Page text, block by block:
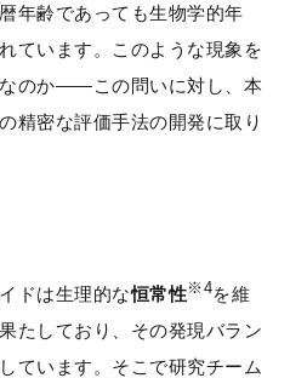
年齢であっても生物学的年
ています。このような現象を
のか——この問いに対し、本
精密な評価手法の開発に取り
ドは生理的な恒常性※4を維
たしており、その発現バラン
ています。そこで研究チーム